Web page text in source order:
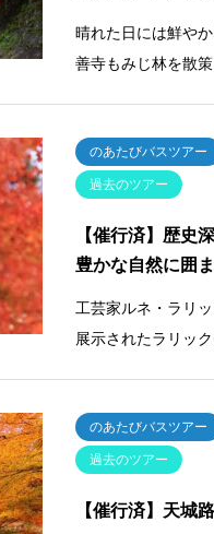
晴れた日には鮮や
善寺もみじ林を散
のあたびバスツアー
過去のツアー
【催行済】歴史
豊かな自然に囲
工芸家ルネ・ラリ
展示されたラリッ
のあたびバスツアー
過去のツアー
【催行済】天城